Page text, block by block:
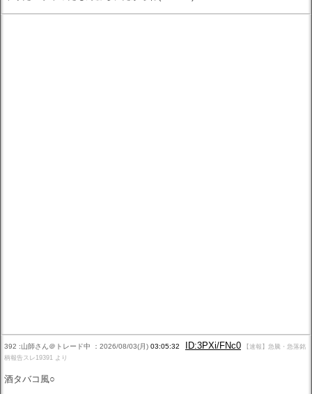
392 :山師さん＠トレード中 ：2026/08/03(月) 03:05:32 ID:3PXi/FNc0
【速報】急騰・急落銘
柄報告スレ19391 より
酒タバコ風○